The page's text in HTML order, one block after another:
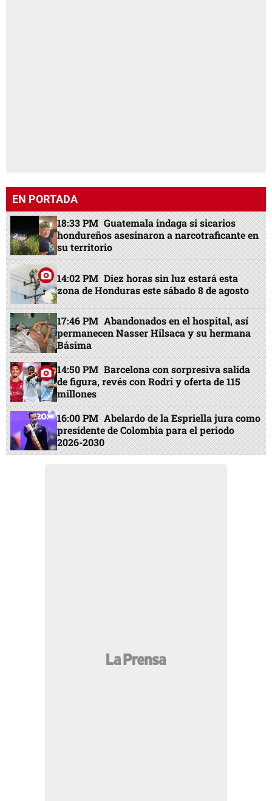
EN PORTADA
18:33 PM Guatemala indaga si sicarios
hondureños asesinaron a narcotraficante en
su territorio
14:02 PM Diez horas sin luz estará esta
zona de Honduras este sábado 8 de agosto
17:46 PM Abandonados en el hospital, así
permanecen Nasser Hilsaca y su hermana
Básima
14:50 PM Barcelona con sorpresiva salida
de figura, revés con Rodri y oferta de 115
millones
16:00 PM Abelardo de la Espriella jura como
presidente de Colombia para el periodo
2026-2030